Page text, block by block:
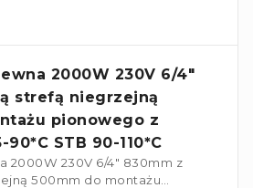
2000W 230V 6/4"
strefą niegrzejną
pionowego z
STB 90-110*C
2000W 230V 6/4" 830mm z
500mm do montażu